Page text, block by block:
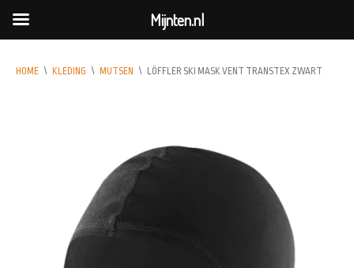
HOME \ KLEDING \ MUTSEN \ LÖFFLER SKI MASK VENT TRANSTEX ZWART
Mijnten.nl